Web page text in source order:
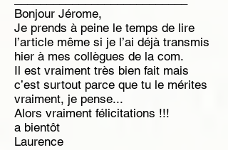
Bonjour Jérome,
Je prends à peine le temps de lire
l’article même si je l’ai déjà transmis
hier à mes collègues de la com.
Il est vraiment très bien fait mais
c’est surtout parce que tu le mérites
vraiment, je pense...
Alors vraiment félicitations !!!
a bientôt
Laurence